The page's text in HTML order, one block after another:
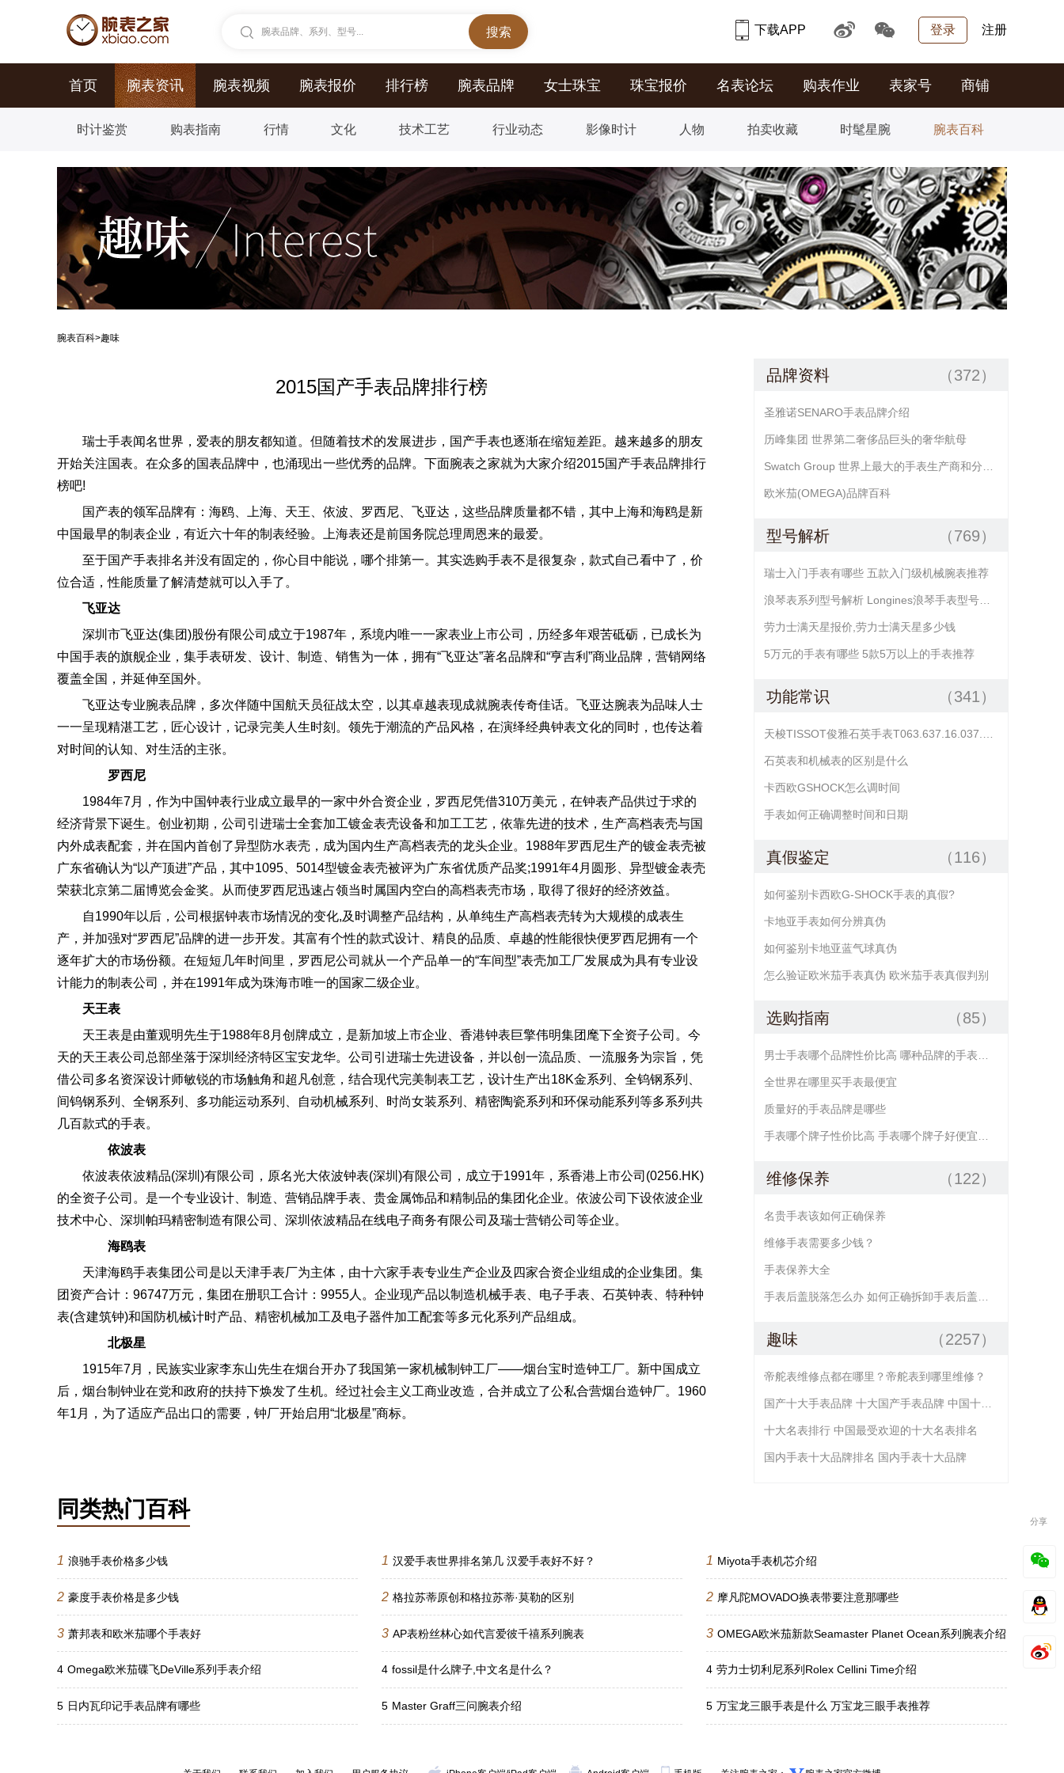
腕表品牌、系列、型号... 登录 注册
下载APP
首页 腕表资讯 腕表视频 腕表报价 排行榜 腕表品牌 女士珠宝 珠宝报价 名表论坛 购表作业 表家号 商铺
时计鉴赏 购表指南 行情 文化 技术工艺 行业动态 影像时计 人物 拍卖收藏 时髦星腕 腕表百科
腕表百科>趣味
2015国产手表品牌排行榜
瑞士手表闻名世界，爱表的朋友都知道。但随着技术的发展进步，国产手表也逐渐在缩短差距。越来越多的朋友
开始关注国表。在众多的国表品牌中，也涌现出一些优秀的品牌。下面腕表之家就为大家介绍2015国产手表品牌排行
榜吧!
国产表的领军品牌有：海鸥、上海、天王、依波、罗西尼、飞亚达，这些品牌质量都不错，其中上海和海鸥是新
中国最早的制表企业，有近六十年的制表经验。上海表还是前国务院总理周恩来的最爱。
至于国产手表排名并没有固定的，你心目中能说，哪个排第一。其实选购手表不是很复杂，款式自己看中了，价
位合适，性能质量了解清楚就可以入手了。
飞亚达
深圳市飞亚达(集团)股份有限公司成立于1987年，系境内唯一一家表业上市公司，历经多年艰苦砥砺，已成长为
中国手表的旗舰企业，集手表研发、设计、制造、销售为一体，拥有“飞亚达”著名品牌和“亨吉利”商业品牌，营销网络
覆盖全国，并延伸至国外。
飞亚达专业腕表品牌，多次伴随中国航天员征战太空，以其卓越表现成就腕表传奇佳话。飞亚达腕表为品味人士
一一呈现精湛工艺，匠心设计，记录完美人生时刻。领先于潮流的产品风格，在演绎经典钟表文化的同时，也传达着
对时间的认知、对生活的主张。
罗西尼
1984年7月，作为中国钟表行业成立最早的一家中外合资企业，罗西尼凭借310万美元，在钟表产品供过于求的
经济背景下诞生。创业初期，公司引进瑞士全套加工镀金表壳设备和加工工艺，依靠先进的技术，生产高档表壳与国
内外成表配套，并在国内首创了异型防水表壳，成为国内生产高档表壳的龙头企业。1988年罗西尼生产的镀金表壳被
广东省确认为“以产顶进”产品，其中1095、5014型镀金表壳被评为广东省优质产品奖;1991年4月圆形、异型镀金表壳
荣获北京第二届博览会金奖。从而使罗西尼迅速占领当时属国内空白的高档表壳市场，取得了很好的经济效益。
自1990年以后，公司根据钟表市场情况的变化,及时调整产品结构，从单纯生产高档表壳转为大规模的成表生
产，并加强对“罗西尼”品牌的进一步开发。其富有个性的款式设计、精良的品质、卓越的性能很快便罗西尼拥有一个
逐年扩大的市场份额。在短短几年时间里，罗西尼公司就从一个产品单一的“车间型”表壳加工厂发展成为具有专业设
计能力的制表公司，并在1991年成为珠海市唯一的国家二级企业。
天王表
天王表是由董观明先生于1988年8月创牌成立，是新加坡上市企业、香港钟表巨擎伟明集团麾下全资子公司。今
天的天王表公司总部坐落于深圳经济特区宝安龙华。公司引进瑞士先进设备，并以创一流品质、一流服务为宗旨，凭
借公司多名资深设计师敏锐的市场触角和超凡创意，结合现代完美制表工艺，设计生产出18K金系列、全钨钢系列、
间钨钢系列、全钢系列、多功能运动系列、自动机械系列、时尚女装系列、精密陶瓷系列和环保动能系列等多系列共
几百款式的手表。
依波表
依波表依波精品(深圳)有限公司，原名光大依波钟表(深圳)有限公司，成立于1991年，系香港上市公司(0256.HK)
的全资子公司。是一个专业设计、制造、营销品牌手表、贵金属饰品和精制品的集团化企业。依波公司下设依波企业
技术中心、深圳帕玛精密制造有限公司、深圳依波精品在线电子商务有限公司及瑞士营销公司等企业。
海鸥表
天津海鸥手表集团公司是以天津手表厂为主体，由十六家手表专业生产企业及四家合资企业组成的企业集团。集
团资产合计：96747万元，集团在册职工合计：9955人。企业现产品以制造机械手表、电子手表、石英钟表、特种钟
表(含建筑钟)和国防机械计时产品、精密机械加工及电子器件加工配套等多元化系列产品组成。
北极星
1915年7月，民族实业家李东山先生在烟台开办了我国第一家机械制钟工厂——烟台宝时造钟工厂。新中国成立
后，烟台制钟业在党和政府的扶持下焕发了生机。经过社会主义工商业改造，合并成立了公私合营烟台造钟厂。1960
年1月，为了适应产品出口的需要，钟厂开始启用“北极星”商标。
品牌资料 （372）
圣雅诺SENARO手表品牌介绍
历峰集团 世界第二奢侈品巨头的奢华航母
欧米茄(OMEGA)品牌百科
型号解析 （769）
瑞士入门手表有哪些 五款入门级机械腕表推荐
劳力士满天星报价,劳力士满天星多少钱
5万元的手表有哪些 5款5万以上的手表推荐
功能常识 （341）
石英表和机械表的区别是什么
卡西欧GSHOCK怎么调时间
手表如何正确调整时间和日期
真假鉴定 （116）
如何鉴别卡西欧G-SHOCK手表的真假?
卡地亚手表如何分辨真伪
如何鉴别卡地亚蓝气球真伪
怎么验证欧米茄手表真伪 欧米茄手表真假判别
选购指南 （85）
全世界在哪里买手表最便宜
质量好的手表品牌是哪些
维修保养 （122）
名贵手表该如何正确保养
维修手表需要多少钱？
手表保养大全
趣味 （2257）
帝舵表维修点都在哪里？帝舵表到哪里维修？
十大名表排行 中国最受欢迎的十大名表排名
国内手表十大品牌排名 国内手表十大品牌
同类热门百科
1 浪驰手表价格多少钱
2 豪度手表价格是多少钱
3 萧邦表和欧米茄哪个手表好
4 Omega欧米茄碟飞DeVille系列手表介绍
5 日内瓦印记手表品牌有哪些
1 汉爱手表世界排名第几 汉爱手表好不好？
2 格拉苏蒂原创和格拉苏蒂·莫勒的区别
3 AP表粉丝林心如代言爱彼千禧系列腕表
4 fossil是什么牌子,中文名是什么？
5 Master Graff三问腕表介绍
1 Miyota手表机芯介绍
2 摩凡陀MOVADO换表带要注意那哪些
3 OMEGA欧米茄新款Seamaster Planet Ocean系列腕表介绍
4 劳力士切利尼系列Rolex Cellini Time介绍
5 万宝龙三眼手表是什么 万宝龙三眼手表推荐
分享